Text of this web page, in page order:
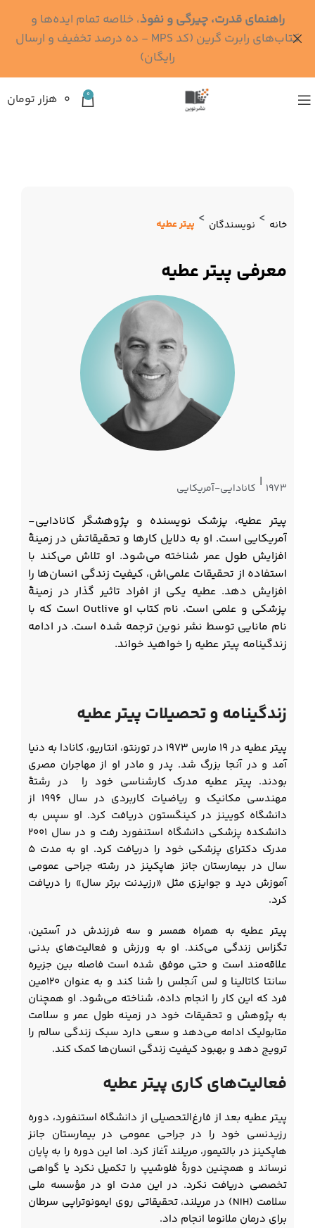
0 ۰ هزار تومان
خانه > نویسندگان > پیتر عطیه
معرفی پیتر عطیه
1973
| کانادایی-آمریکایی
پیتر عطیه، پزشک نویسنده و پژوهشگر کانادایی-
آمریکایی است. او به دلایل کارها و تحقیقاتش در زمینۀ
افزایش طول عمر شناخته می‌شود. او تلاش می‌کند با
استفاده از تحقیقات علمی‌اش، کیفیت زندگی انسان‌ها را
افزایش دهد. عطیه یکی از افراد تاثیر گذار در زمینۀ
پزشکی و علمی است. نام کتاب او Outlive است که با
نام مانایی توسط نشر نوین ترجمه شده است. در ادامه
زندگینامه پیتر عطیه را خواهید خواند.
زندگینامه و تحصیلات پیتر عطیه
پیتر عطیه در ۱۹ مارس ۱۹۷۳ در تورنتو، انتاریو، کانادا به دنیا
آمد و در آنجا بزرگ شد. پدر و مادر او از مهاجران مصری
بودند. پیتر عطیه مدرک کارشناسی خود را در رشتۀ
مهندسی مکانیک و ریاضیات کاربردی در سال ۱۹۹۶ از
دانشگاه کویینز در کینگستون دریافت کرد. او سپس به
دانشکده پزشکی دانشگاه استنفورد رفت و در سال ۲۰۰۱
مدرک دکترای پزشکی خود را دریافت کرد. او به مدت ۵
سال در بیمارستان جانز هاپکینز در رشته جراحی عمومی
آموزش دید و جوایزی مثل «رزیدنت برتر سال» را دریافت
کرد.
پیتر عطیه به همراه همسر و سه فرزندش در آستین،
تگزاس زندگی می‌کند. او به ورزش و فعالیت‌های بدنی
علاقه‌مند است و حتی موفق شده است فاصله بین جزیره
سانتا کاتالینا و لس آنجلس را شنا کند و به عنوان ۱۲۰مین
فرد که این کار را انجام داده، شناخته می‌شود. او همچنان
به پژوهش و تحقیقات خود در زمینه طول عمر و سلامت
متابولیک ادامه می‌دهد و سعی دارد سبک زندگی سالم را
ترویج دهد و بهبود کیفیت زندگی انسان‌ها کمک کند.
فعالیت‌های کاری پیتر عطیه
پیتر عطیه بعد از فارغ‌التحصیلی از دانشگاه استنفورد، دوره
رزیدنسی خود را در جراحی عمومی در بیمارستان جانز
هاپکینز در بالتیمور، مریلند آغاز کرد. اما این دوره را به پایان
نرساند و همچنین دورۀ فلوشیپ را تکمیل نکرد یا گواهی
تخصصی دریافت نکرد. در این مدت او در مؤسسه ملی
سلامت (NIH) در مریلند، تحقیقاتی روی ایمونوتراپی سرطان
برای درمان ملانوما انجام داد.
راهنمای قدرت، چیرگی و نفوذ، خلاصه تمام ایده‌ها و
کتاب‌های رابرت گرین (کد MPS - ده درصد تخفیف و ارسال
رایگان)